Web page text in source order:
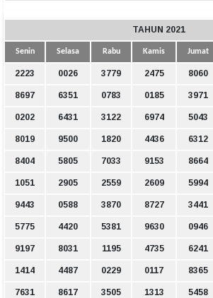
TAHUN 2021
Senin Selasa Rabu Kamis Jumat
2223 0026 3779 2475 8060
8697 6351 0783 0185 3971
0202 6431 3122 6974 5043
8019 9500 1820 4436 6312
8404 5805 7033 9153 8664
1051 2905 2559 2609 5994
9443 0588 3870 8727 3441
5775 4420 5381 9630 0946
9197 8031 1195 4735 6241
1414 4487 0229 0117 8365
7631 8617 3505 1313 5458